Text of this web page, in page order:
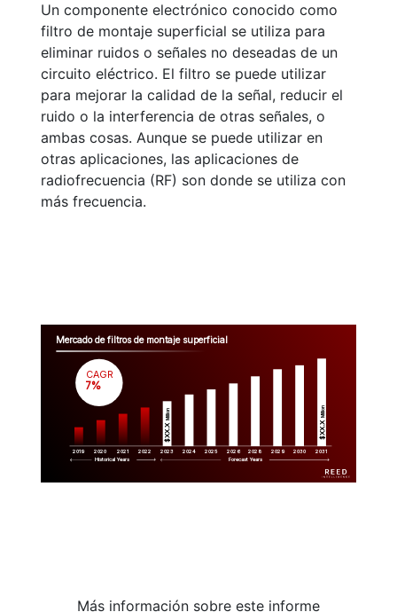
Un componente electrónico conocido como
filtro de montaje superficial se utiliza para
eliminar ruidos o señales no deseadas de un
circuito eléctrico. El filtro se puede utilizar
para mejorar la calidad de la señal, reducir el
ruido o la interferencia de otras señales, o
ambas cosas. Aunque se puede utilizar en
otras aplicaciones, las aplicaciones de
radiofrecuencia (RF) son donde se utiliza con
más frecuencia.
Mercado de filtros de montaje superficial
2019 2020 2021 2022 2023 2024 2025 2026 2028 2029 2030 2031
$XX.X
Million
$XX.X
Million
CAGR
7%
Historical Years Forecast Years
Más información sobre este informe